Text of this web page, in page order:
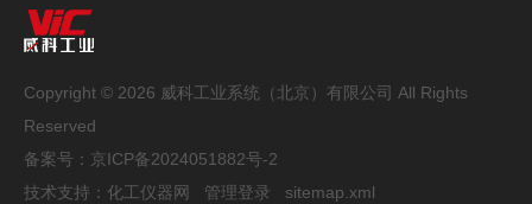
Copyright © 2026 威科工业系统（北京）有限公司 All Rights
Reserved
备案号： 京ICP备2024051882号-2
技术支持： 化工仪器网 管理登录 sitemap.xml